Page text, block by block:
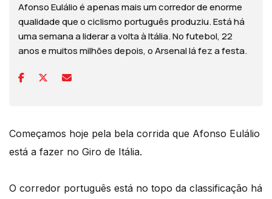
Afonso Eulálio é apenas mais um corredor de enorme
qualidade que o ciclismo português produziu. Está há
uma semana a liderar a volta à Itália. No futebol, 22
anos e muitos milhões depois, o Arsenal lá fez a festa.
Começamos hoje pela bela corrida que Afonso Eulálio
está a fazer no Giro de Itália.
O corredor português está no topo da classificação há